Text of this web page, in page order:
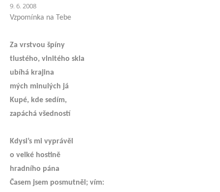
9. 6. 2008
Vzpomínka na Tebe
Za vrstvou špíny
tlustého, vlnitého skla
ubíhá krajina
mých minulých já
Kupé, kde sedím,
zapáchá všedností
Kdysi’s mi vyprávěl
o velké hostině
hradního pána
Časem jsem posmutněl; vím: